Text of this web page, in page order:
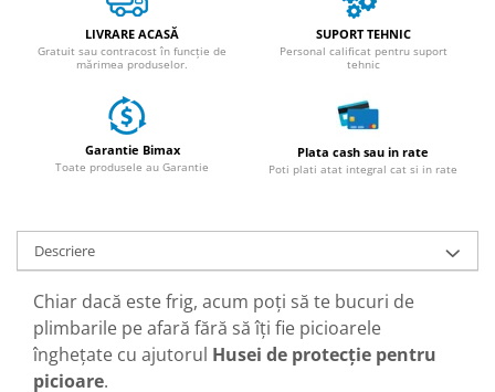
Masina Electrica 25 km/h
Masina Electrica 2 Locuri fara
Scutere Electrice
Cu 2 Roti
Cu 4 Roti
Fara Permis
25 km/h
45 km/h
LIVRARE ACASĂ
Gratuit sau contracost în funcție de
mărimea produselor.
SUPORT TEHNIC
Personal calificat pentru suport
tehnic
Garantie Bimax
Toate produsele au Garantie
Plata cash sau in rate
Poti plati atat integral cat si in rate
Descriere
Chiar dacă este frig, acum poți să te bucuri de
plimbarile pe afară fără să îți fie picioarele
înghețate cu ajutorul Husei de protecție pentru
picioare.